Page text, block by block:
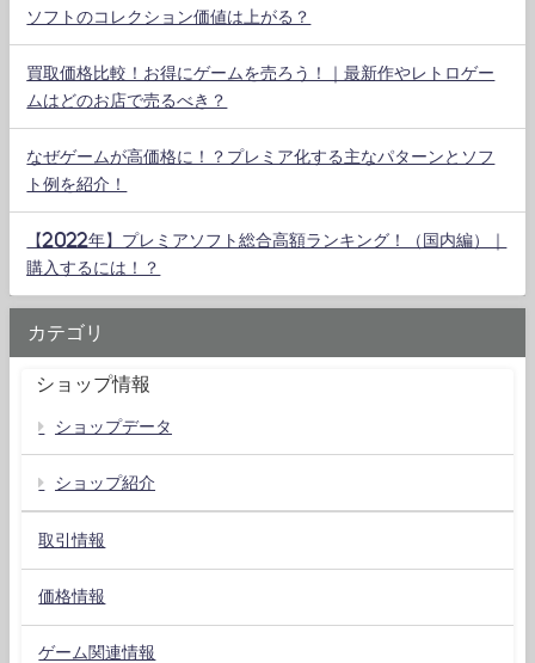
ソフトのコレクション価値は上がる？
買取価格比較！お得にゲームを売ろう！｜最新作やレトロゲー
ムはどのお店で売るべき？
なぜゲームが高価格に！？プレミア化する主なパターンとソフ
ト例を紹介！
【2022年】プレミアソフト総合高額ランキング！（国内編）｜
購入するには！？
カテゴリ
ショップ情報
ショップデータ
ショップ紹介
取引情報
価格情報
ゲーム関連情報